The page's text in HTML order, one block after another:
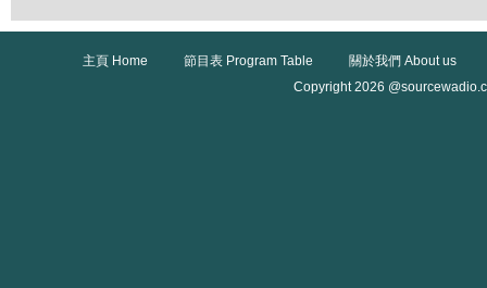
主頁 Home 節目表 Program Table
關於我們 About us
Copyright 2026